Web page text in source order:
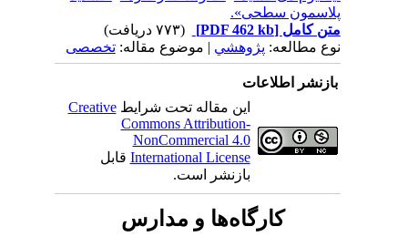
پلاسمون سطحی».
متن کامل[PDF 462 kb]
نوع مطالعه:پژوهشي| موضوع مقاله:تخصصی
بازنشر اطلاعات
این مقاله تحت شرایطCreative
Commons Attribution-
NonCommercial 4.0
International Licenseقابل
بازنشر است.
کارگاه‌ها و مدارس